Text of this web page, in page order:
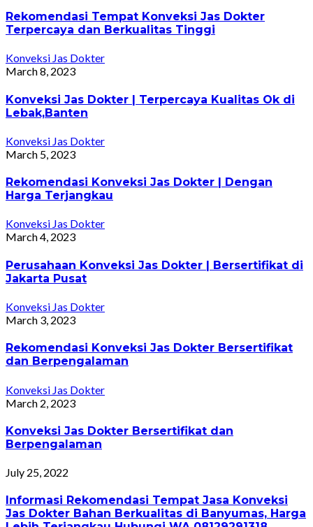
Rekomendasi Tempat Konveksi Jas Dokter
Terpercaya dan Berkualitas Tinggi
Konveksi Jas Dokter
March 8, 2023
Konveksi Jas Dokter | Terpercaya Kualitas Ok di
Lebak,Banten
Konveksi Jas Dokter
March 5, 2023
Rekomendasi Konveksi Jas Dokter | Dengan
Harga Terjangkau
Konveksi Jas Dokter
March 4, 2023
Perusahaan Konveksi Jas Dokter | Bersertifikat di
Jakarta Pusat
Konveksi Jas Dokter
March 3, 2023
Rekomendasi Konveksi Jas Dokter Bersertifikat
dan Berpengalaman
Konveksi Jas Dokter
March 2, 2023
Konveksi Jas Dokter Bersertifikat dan
Berpengalaman
July 25, 2022
Informasi Rekomendasi Tempat Jasa Konveksi
Jas Dokter Bahan Berkualitas di Banyumas, Harga